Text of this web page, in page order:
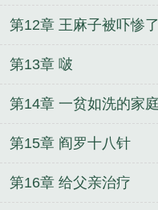
第12章 王麻子被吓惨了
第13章 啵
第14章 一贫如洗的家庭
第15章 阎罗十八针
第16章 给父亲治疗